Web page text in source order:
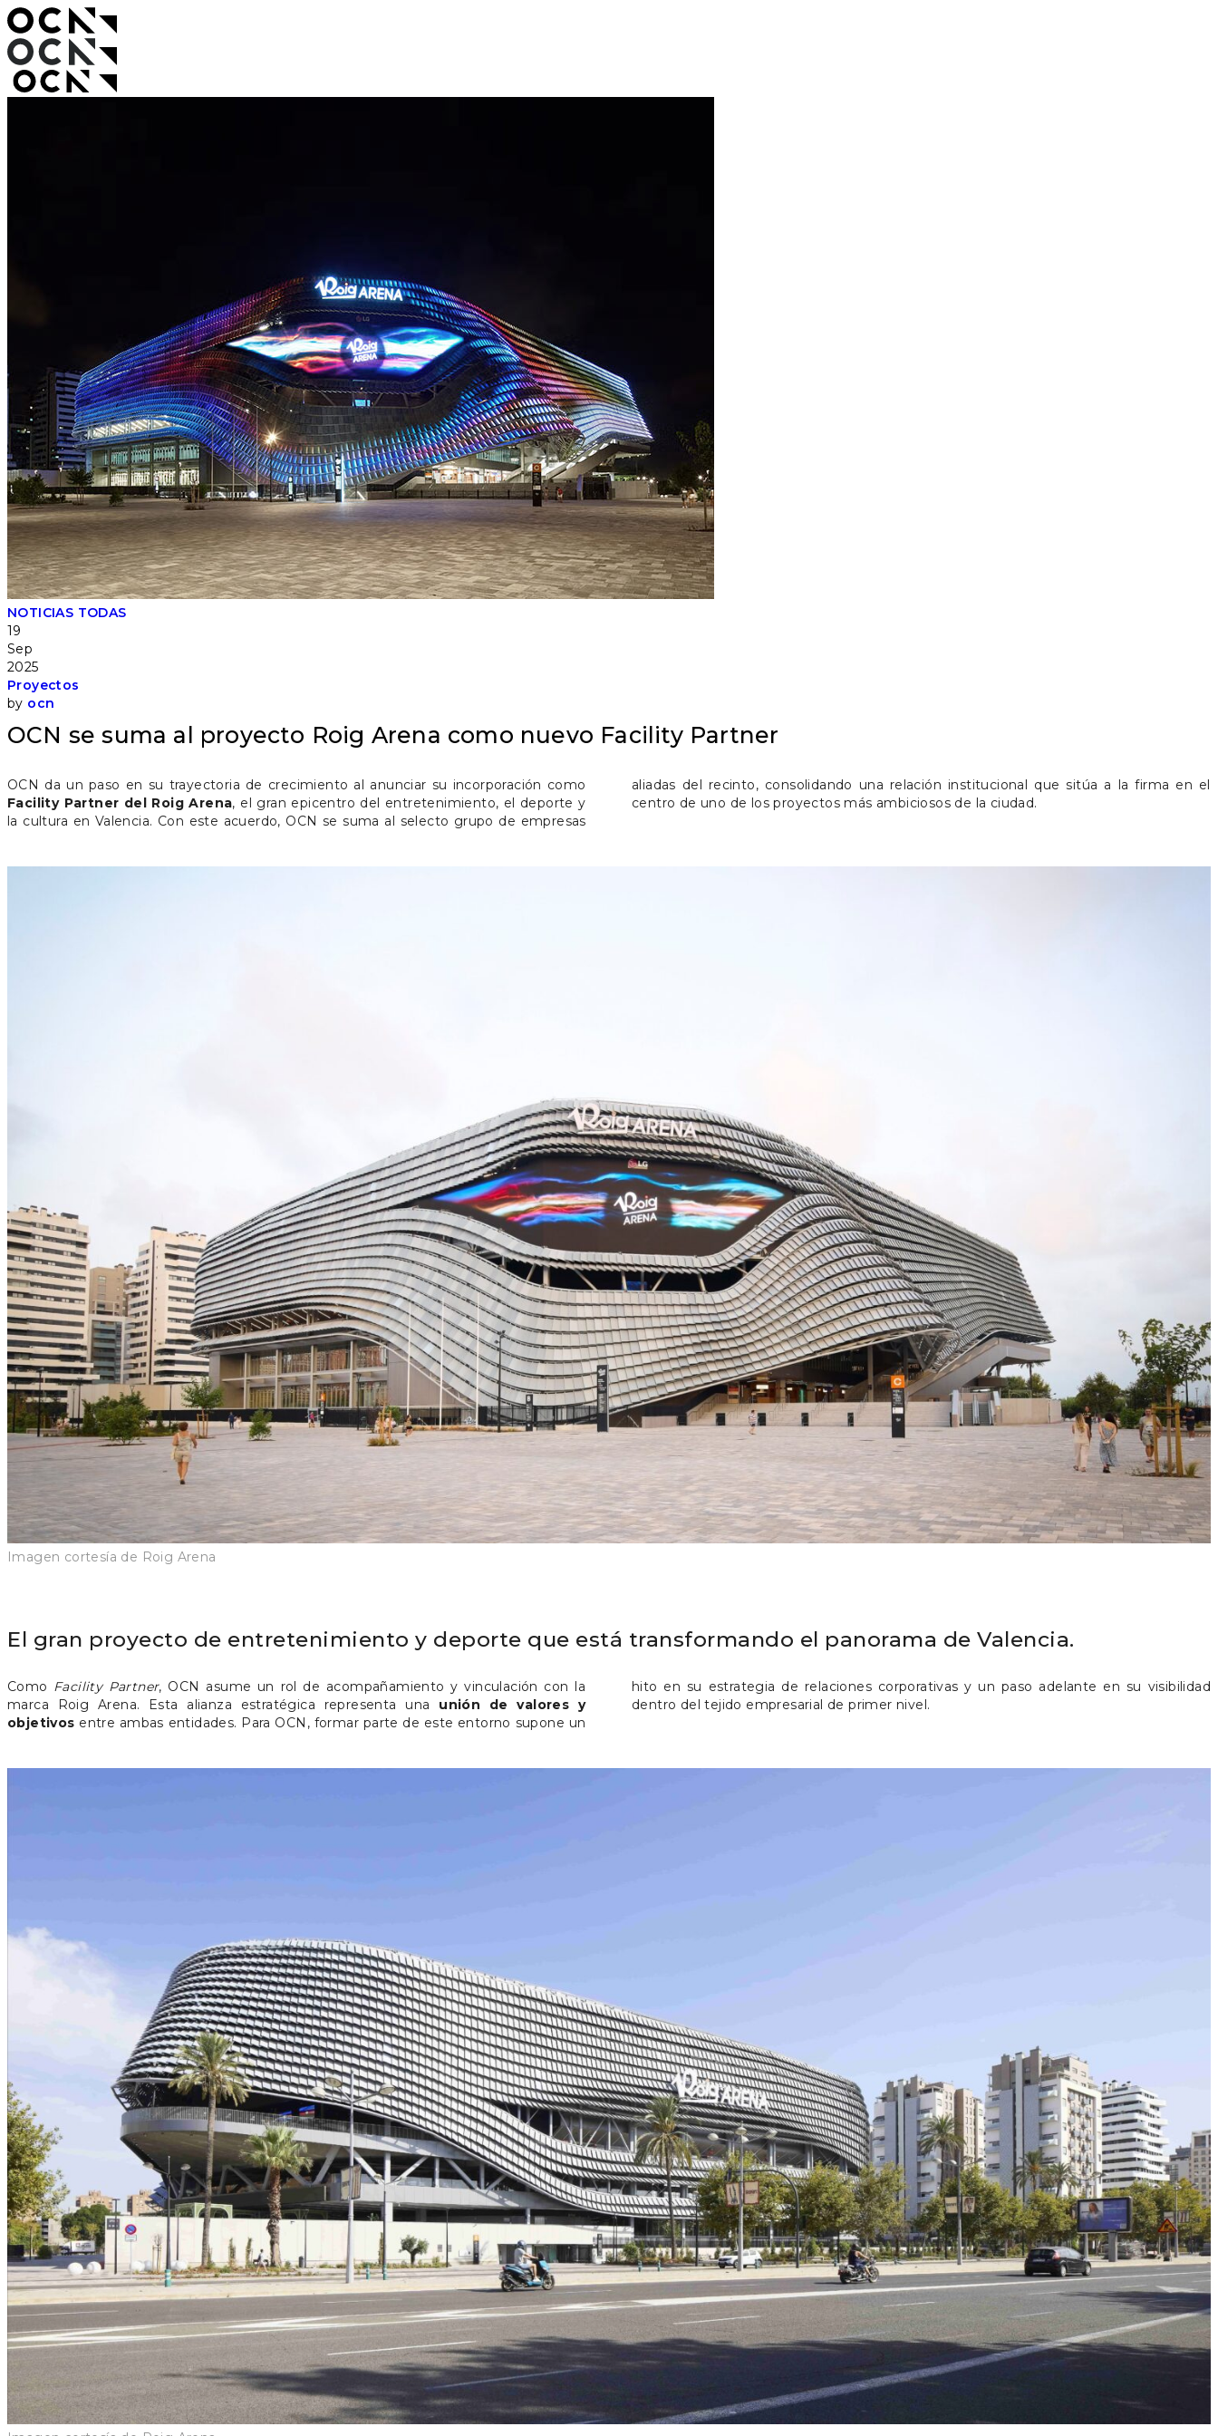
NOTICIAS TODAS
19
Sep
2025
Proyectos
by ocn
OCN se suma al proyecto Roig Arena como nuevo Facility Partner
OCN da un paso en su trayectoria de crecimiento al anunciar su incorporación como
Facility Partner del Roig Arena, el gran epicentro del entretenimiento, el deporte y
la cultura en Valencia. Con este acuerdo, OCN se suma al selecto grupo de empresas
aliadas del recinto, consolidando una relación institucional que sitúa a la firma en el
centro de uno de los proyectos más ambiciosos de la ciudad.
Imagen cortesía de Roig Arena
El gran proyecto de entretenimiento y deporte que está transformando el panorama de Valencia.
Como Facility Partner, OCN asume un rol de acompañamiento y vinculación con la
marca Roig Arena. Esta alianza estratégica representa una unión de valores y
objetivos entre ambas entidades. Para OCN, formar parte de este entorno supone un
hito en su estrategia de relaciones corporativas y un paso adelante en su visibilidad
dentro del tejido empresarial de primer nivel.